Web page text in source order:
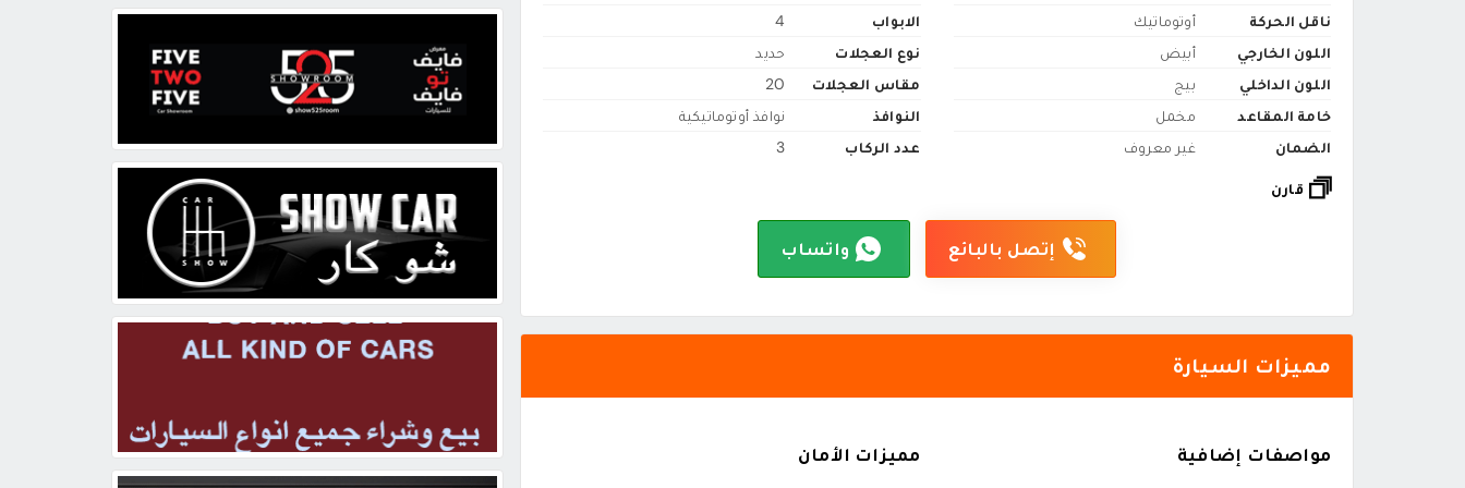
ناقل الحركة
أوتوماتيك
اللون الخارجي
أبيض
اللون الداخلي
بيج
خامة المقاعد
مخمل
الضمان
غير معروف
الابواب
4
نوع العجلات
حديد
مقاس العجلات
20
النوافذ
نوافذ أوتوماتيكية
عدد الركاب
3
قارن
إتصل بالبائع واتساب
مميزات السيارة
مواصفات إضافية مميزات الأمان